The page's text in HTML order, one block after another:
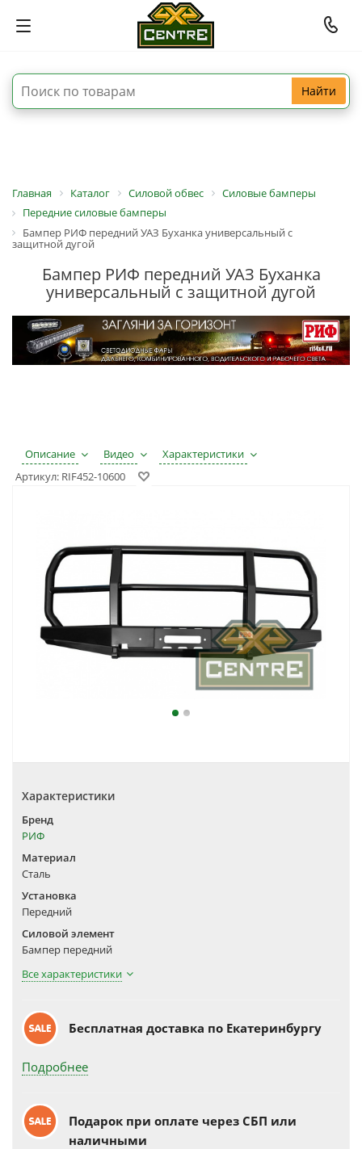
Найти
Главная Каталог Силовой обвес
Силовые бамперы
Передние силовые бамперы
Бампер РИФ передний УАЗ Буханка универсальный с
защитной дугой
Бампер РИФ передний УАЗ Буханка
универсальный с защитной дугой
Описание Видео
Характеристики
Артикул: RIF452-10600
Характеристики
Бренд
РИФ
Материал
Сталь
Установка
Передний
Силовой элемент
Бампер передний
Все характеристики
Бесплатная доставка по Екатеринбургу
Подробнее
Подарок при оплате через СБП или
наличными